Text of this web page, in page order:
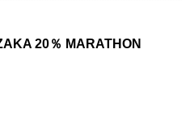
20％ MARATHON